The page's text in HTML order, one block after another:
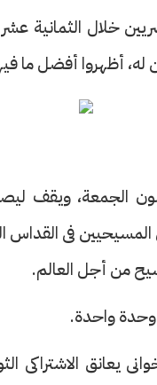
خلال الثمانية
له، أظهروا أفضل ما
الجمعة، ويقف
فى القداس
من أجل العالم.
وحدة واحدة.
يعانق الاشتراكى